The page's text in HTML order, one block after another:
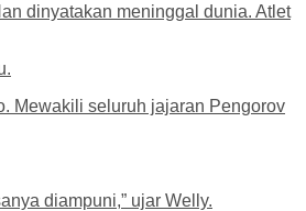
dinyatakan meninggal dunia. Atlet
Mewakili seluruh jajaran Pengorov
diampuni,” ujar Welly.